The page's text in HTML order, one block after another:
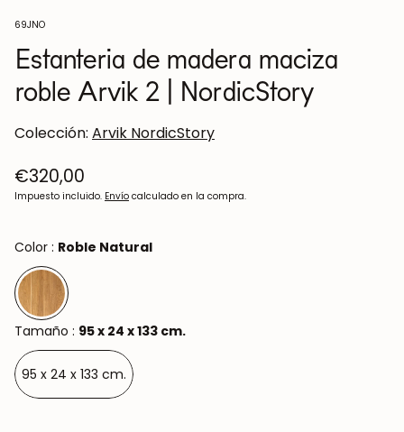
SKU:
69JNO
Estanteria de madera maciza
roble Arvik 2 | NordicStory
Colección: Arvik NordicStory
Precio
regular
€320,00
Impuesto incluido. Envío calculado en la compra.
Color : Roble Natural
Tamaño : 95 x 24 x 133 cm.
95 x 24 x 133 cm.